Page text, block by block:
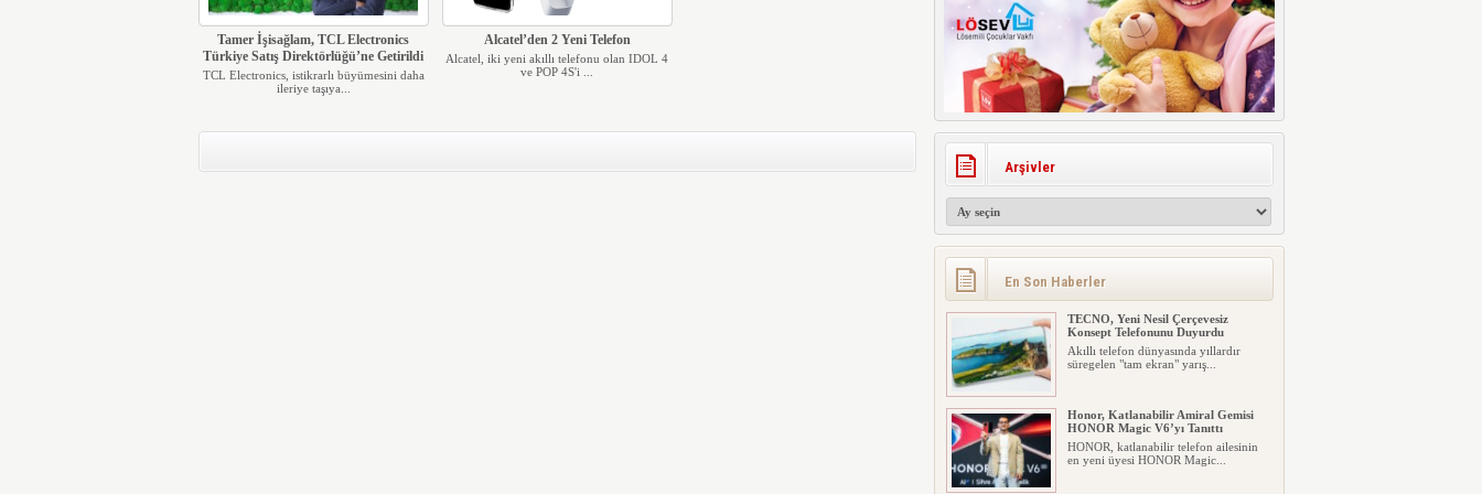
Tamer İşisağlam, TCL Electronics
Türkiye Satış Direktörlüğü’ne Getirildi
TCL Electronics, istikrarlı büyümesini daha
ileriye taşıya...
Alcatel’den 2 Yeni Telefon
Alcatel, iki yeni akıllı telefonu olan IDOL 4
ve POP 4S'i ...
Arşivler
En Son Haberler
TECNO, Yeni Nesil Çerçevesiz
Konsept Telefonunu Duyurdu
Akıllı telefon dünyasında yıllardır
süregelen "tam ekran" yarış...
Honor, Katlanabilir Amiral Gemisi
HONOR Magic V6’yı Tanıttı
HONOR, katlanabilir telefon ailesinin
en yeni üyesi HONOR Magic...